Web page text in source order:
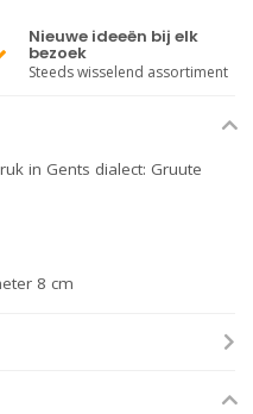
Nieuwe ideeën bij elk
bezoek
Steeds wisselend assortiment
in Gents dialect: Gruute
8 cm